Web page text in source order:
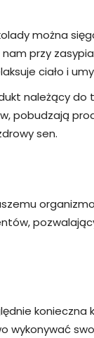
można
przy
ciało i
należący do
pobudzają
sen.
konieczna
wykonywać